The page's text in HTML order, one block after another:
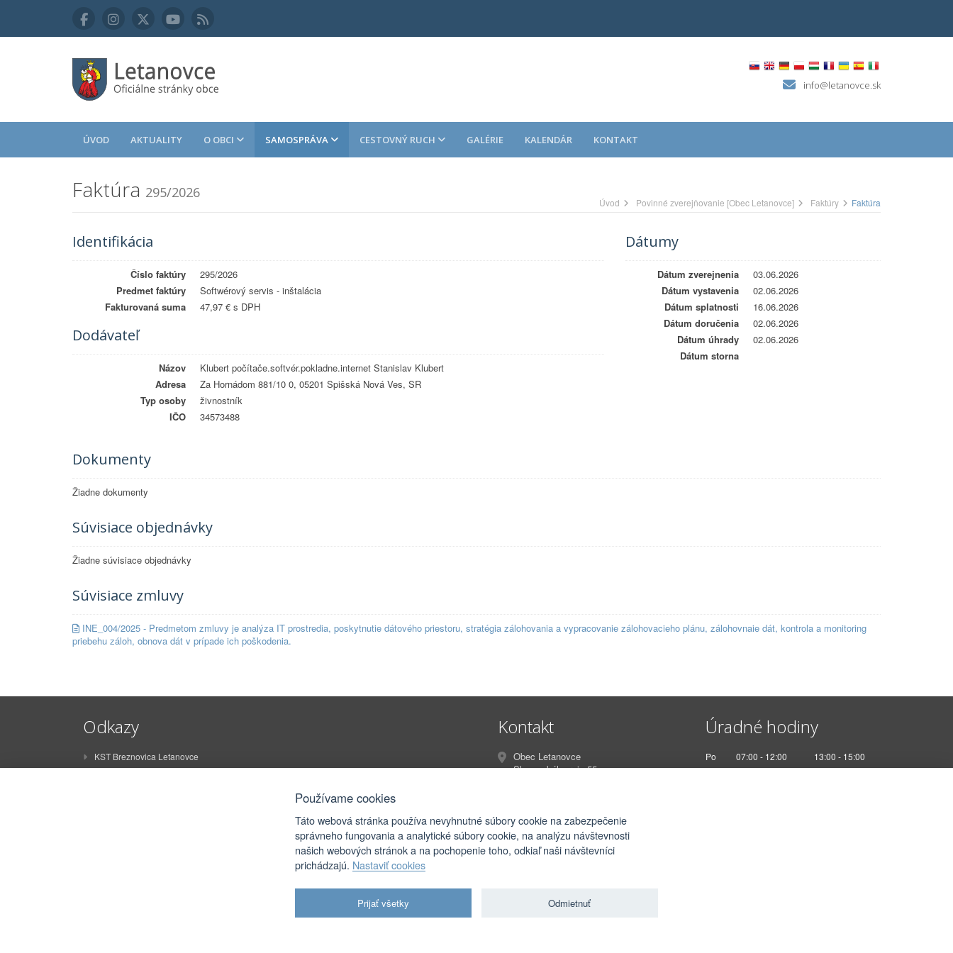
info@letanovce.sk
ÚVOD AKTUALITY O OBCI SAMOSPRÁVA CESTOVNÝ RUCH GALÉRIE KALENDÁR KONTAKT
Faktúra 295/2026
Úvod Povinné zverejňovanie [Obec Letanovce] Faktúry Faktúra
Identifikácia
Číslo faktúry
295/2026
Predmet faktúry
Softwérový servis - inštalácia
Fakturovaná suma
47,97 € s DPH
Dodávateľ
Názov
Klubert počítače.softvér.pokladne.internet Stanislav Klubert
Adresa
Za Hornádom 881/10 0, 05201 Spišská Nová Ves, SR
Typ osoby
živnostník
IČO
34573488
Dátumy
Dátum zverejnenia
03.06.2026
Dátum vystavenia
02.06.2026
Dátum splatnosti
16.06.2026
Dátum doručenia
02.06.2026
Dátum úhrady
02.06.2026
Dátum storna
Dokumenty
Žiadne dokumenty
Súvisiace objednávky
Žiadne súvisiace objednávky
Súvisiace zmluvy
INE_004/2025 - Predmetom zmluvy je analýza IT prostredia, poskytnutie dátového priestoru, stratégia zálohovania a vypracovanie zálohovacieho plánu, zálohovnaie dát, kontrola a monitoring
priebehu záloh, obnova dát v prípade ich poškodenia.
Odkazy
KST Breznovica Letanovce
Kontakt
Obec Letanovce
Slovenského raja 55
info@letanovce.sk
podatelna@letanovce.sk
Úradné hodiny
Po 07:00 - 12:00
13:00 - 15:00
Používame cookies
Táto webová stránka používa nevyhnutné súbory cookie na zabezpečenie
správneho fungovania a analytické súbory cookie, na analýzu návštevnosti
našich webových stránok a na pochopenie toho, odkiaľ naši návštevníci
prichádzajú. Nastaviť cookies
Prijať všetky Odmietnuť